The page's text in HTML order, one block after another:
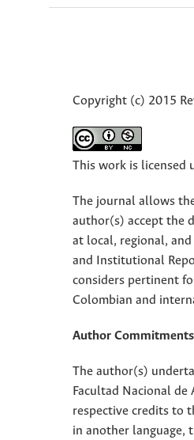
Copyright (c) 2015
This work is licensed
The journal allows
author(s) accept the
at local, regional,
and Institutional
considers pertinent
Colombian and
Author Commitments
The author(s)
Facultad Nacional
respective credits to
in another language,